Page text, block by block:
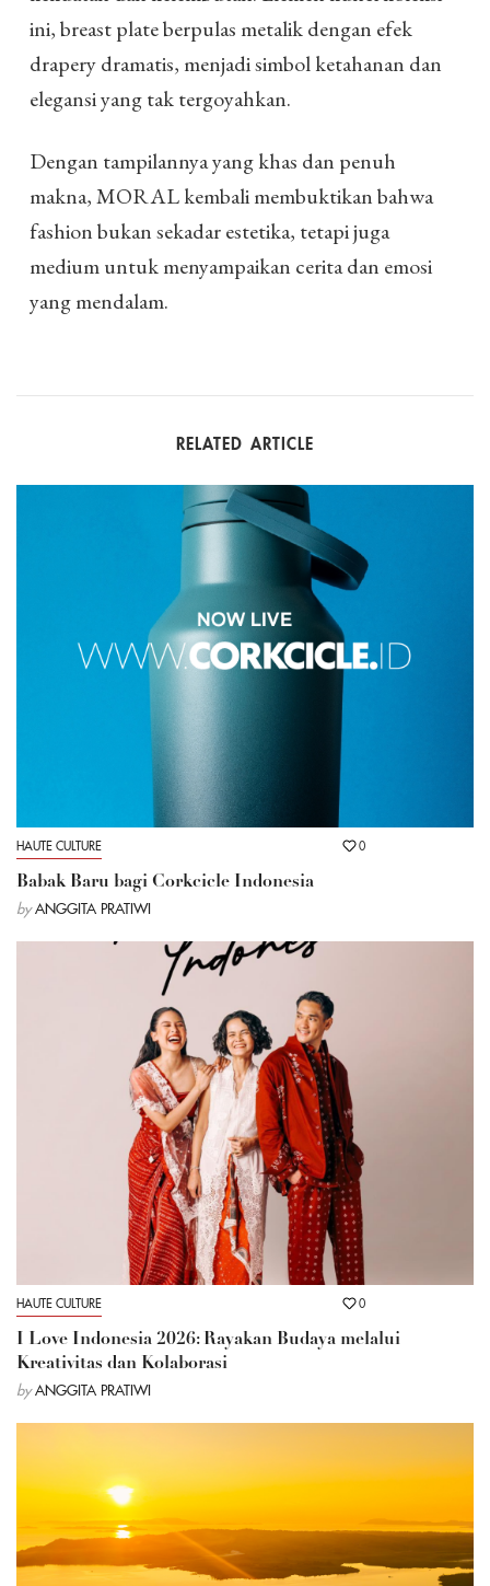
ini, breast plate berpulas metalik dengan efek
drapery dramatis, menjadi simbol ketahanan dan
elegansi yang tak tergoyahkan.
Dengan tampilannya yang khas dan penuh
makna, MORAL kembali membuktikan bahwa
fashion bukan sekadar estetika, tetapi juga
medium untuk menyampaikan cerita dan emosi
yang mendalam.
RELATED ARTICLE
HAUTE CULTURE 0
Babak Baru bagi Corkcicle Indonesia
by ANGGITA PRATIWI
HAUTE CULTURE 0
I Love Indonesia 2026: Rayakan Budaya melalui
Kreativitas dan Kolaborasi
by ANGGITA PRATIWI